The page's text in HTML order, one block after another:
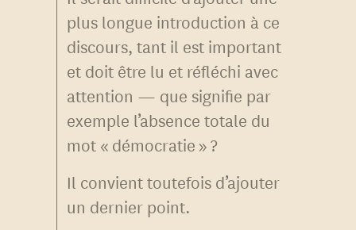
plus longue introduction à ce
discours, tant il est important
et doit être lu et réfléchi avec
attention — que signifie par
exemple l’absence totale du
mot « démocratie » ?
Il convient toutefois d’ajouter
un dernier point.